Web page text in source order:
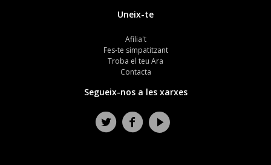
Uneix-te
Afilia't
Fes-te simpatitzant
Troba el teu Ara
Contacta
Segueix-nos a les xarxes